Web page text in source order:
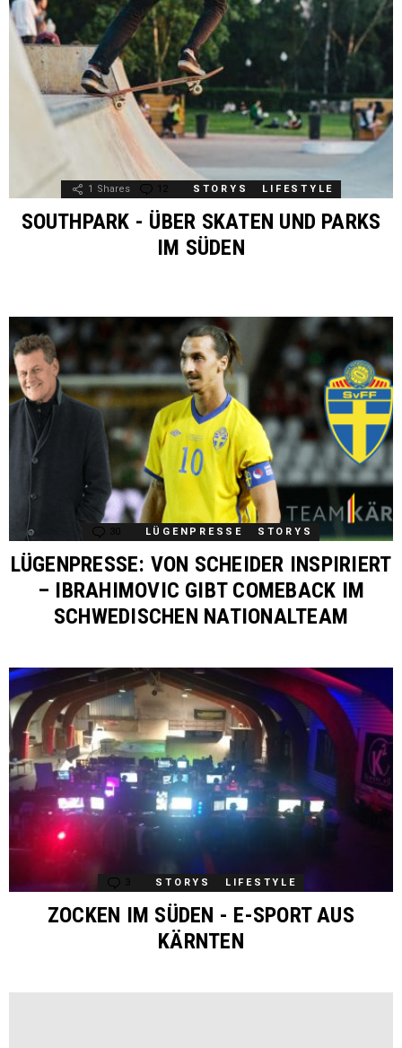
1 Shares 12 Comments
STORYS LIFESTYLE
SOUTHPARK - ÜBER SKATEN UND PARKS
IM SÜDEN
30 Comments
LÜGENPRESSE STORYS
LÜGENPRESSE: VON SCHEIDER INSPIRIERT
– IBRAHIMOVIC GIBT COMEBACK IM
SCHWEDISCHEN NATIONALTEAM
3 Comments
STORYS LIFESTYLE
ZOCKEN IM SÜDEN - E-SPORT AUS
KÄRNTEN